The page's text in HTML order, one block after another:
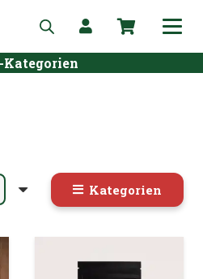
Kategorien
Kategorien